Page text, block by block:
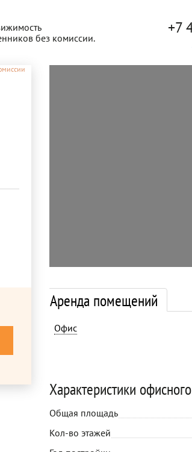
без комиссии.
+7
Аренда помещений
Офис
Характеристики
Общая площадь
Кол-во этажей